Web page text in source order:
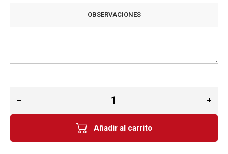
OBSERVACIONES
Añadir al carrito